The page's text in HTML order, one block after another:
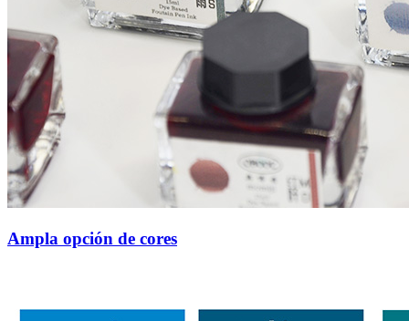
Ampla opción de cores